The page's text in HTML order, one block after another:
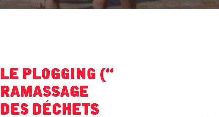
Le plogging («
ramassage
des déchets